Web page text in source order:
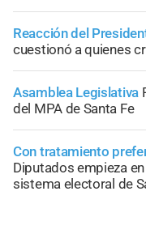
Reacción del
cuestionó a quienes
Asamblea Legislativa
del MPA de Santa Fe
Con tratamiento
Diputados empieza
sistema electoral de